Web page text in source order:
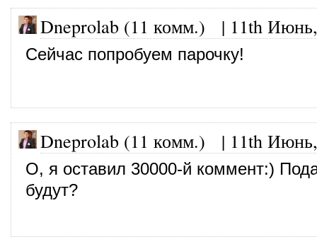
Dneprolab (11 комм.) | 11th
Сейчас попробуем парочку!
Dneprolab (11 комм.) | 11th
О, я оставил 30000-й коммент:)
будут?